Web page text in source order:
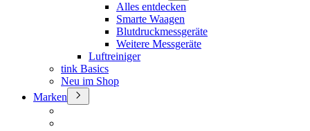
Alles entdecken
Smarte Waagen
Blutdruckmessgeräte
Weitere Messgeräte
Luftreiniger
tink Basics
Neu im Shop
Marken